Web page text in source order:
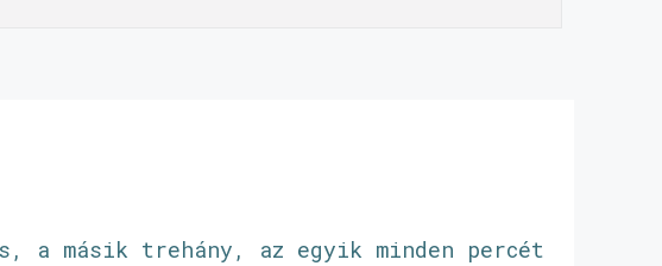
a másik trehány, az egyik minden percét